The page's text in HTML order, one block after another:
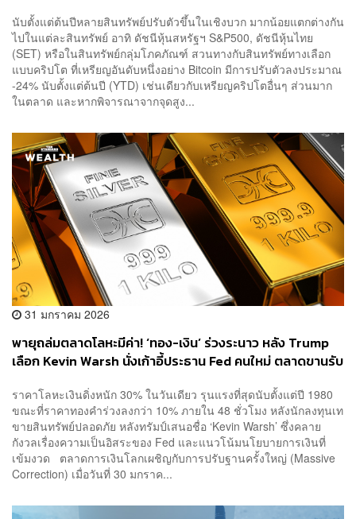
นับตั้งแต่ต้นปีหลายสินทรัพย์ปรับตัวขึ้นในเชิงบวก มากน้อยแตกต่างกัน
ไปในแต่ละสินทรัพย์ อาทิ ดัชนีหุ้นสหรัฐฯ S&P500, ดัชนีหุ้นไทย
(SET) หรือในสินทรัพย์กลุ่มโภคภัณฑ์ สวนทางกับสินทรัพย์ทางเลือก
แบบคริปโต ที่เหรียญอันดับหนึ่งอย่าง Bitcoin มีการปรับตัวลงประมาณ
-24% นับตั้งแต่ต้นปี (YTD) เช่นเดียวกับเหรียญคริปโตอื่นๆ ส่วนมาก
ในตลาด และหากพิจารณาจากจุดสูง...
31 มกราคม 2026
พายุถล่มตลาดโลหะมีค่า! ‘ทอง-เงิน’ ร่วงระนาว หลัง Trump
เลือก Kevin Warsh นั่งเก้าอี้ประธาน Fed คนใหม่ ตลาดขานรับ
ราคาโลหะเงินดิ่งหนัก 30% ในวันเดียว รุนแรงที่สุดนับตั้งแต่ปี 1980
ขณะที่ราคาทองคำร่วงลงกว่า 10% ภายใน 48 ชั่วโมง หลังนักลงทุนเท
ขายสินทรัพย์ปลอดภัย หลังทรัมป์เสนอชื่อ ‘Kevin Warsh’ ซึ่งคลาย
กังวลเรื่องความเป็นอิสระของ Fed และแนวโน้มนโยบายการเงินที่
เข้มงวด ตลาดการเงินโลกเผชิญกับการปรับฐานครั้งใหญ่ (Massive
Correction) เมื่อวันที่ 30 มกราค...